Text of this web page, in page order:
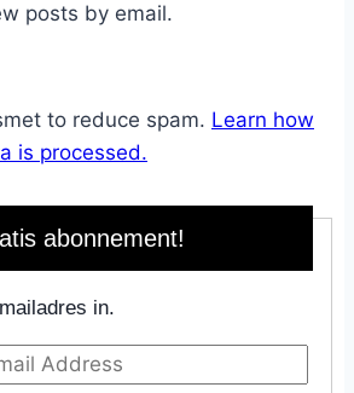
posts by email.
to reduce spam. Learn how
is processed.
abonnement!
in.